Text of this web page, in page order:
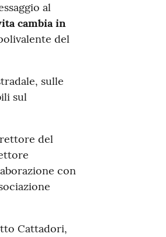
al
cambia in
del
sulle
sul
del
con
Cattadori,